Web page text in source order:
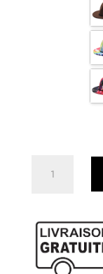
fedora
feutre
unisexe